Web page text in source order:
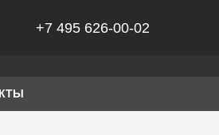
+7 495 626-00-02